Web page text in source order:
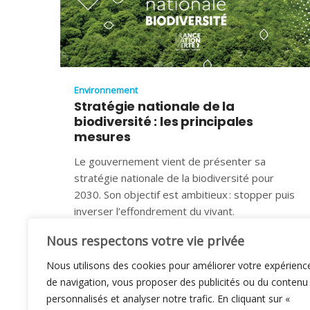
Nous respectons votre vie privée
Nous utilisons des cookies pour améliorer votre
de navigation, vous proposer des publicités ou du contenu
personnalisés et analyser notre trafic. En cliquant sur «
Environnement
Stratégie nationale de la
biodiversité : les principales
mesures
Le gouvernement vient de présenter sa
stratégie nationale de la biodiversité pour
2030. Son objectif est ambitieux : stopper puis
inverser l’effondrement du vivant.
30 NOVEMBRE 2023